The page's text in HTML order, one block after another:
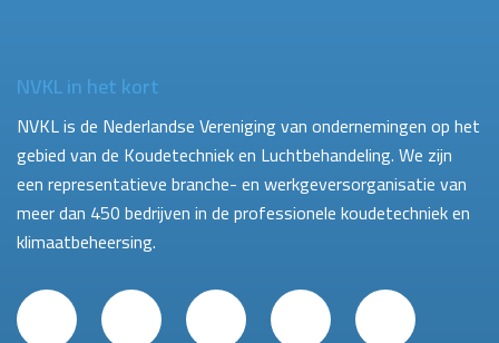
NVKL in het kort
NVKL is de Nederlandse Vereniging van ondernemingen op het
gebied van de Koudetechniek en Luchtbehandeling. We zijn
een representatieve branche- en werkgeversorganisatie van
meer dan 450 bedrijven in de professionele koudetechniek en
klimaatbeheersing.